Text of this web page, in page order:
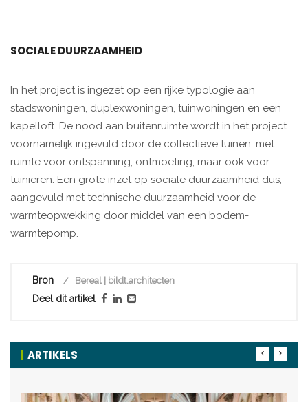
SOCIALE DUURZAAMHEID
In het project is ingezet op een rijke typologie aan
stadswoningen, duplexwoningen, tuinwoningen en een
kapelloft. De nood aan buitenruimte wordt in het project
voornamelijk ingevuld door de collectieve tuinen, met
ruimte voor ontspanning, ontmoeting, maar ook voor
tuinieren. Een grote inzet op sociale duurzaamheid dus,
aangevuld met technische duurzaamheid voor de
warmteopwekking door middel van een bodem-
warmtepomp.
Bron Bereal | bildt.architecten
Deel dit artikel
ARTIKELS